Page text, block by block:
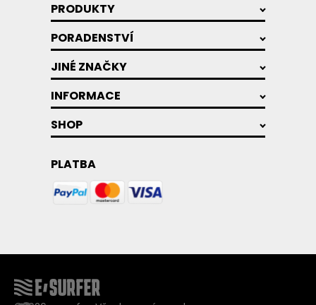
PRODUKTY
PORADENSTVÍ
JINÉ ZNAČKY
INFORMACE
SHOP
PLATBA